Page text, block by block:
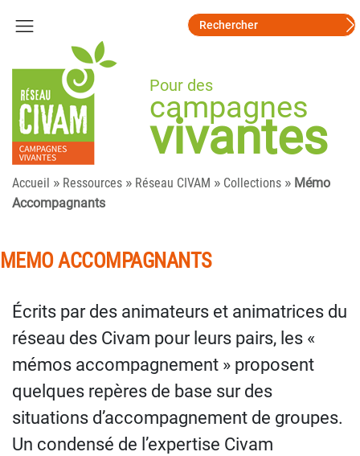
Pour des
campagnes
vivantes
Accueil » Ressources » Réseau CIVAM » Collections » Mémo
Accompagnants
MEMO ACCOMPAGNANTS
Écrits par des animateurs et animatrices du
réseau des Civam pour leurs pairs, les «
mémos accompagnement » proposent
quelques repères de base sur des
situations d’accompagnement de groupes.
Un condensé de l’expertise Civam